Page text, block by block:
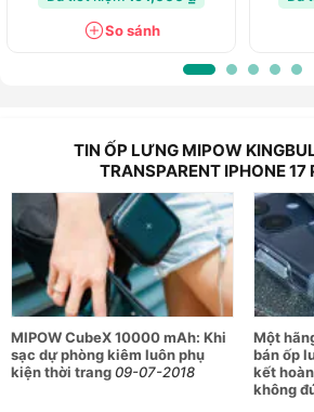
24 Nguyễn Thái Học, Phường Yên
609 Hoàng Liên, Phường Lào Cai, Lào
479-481 Cù Chính Lan, Phường Hòa
0899820821
Số 1 Lạc Long Quân, Phường Phúc
0788567676
222 Quang Trung, Phường Nghĩa Lộ,
0936866297
370 Quang Trung, Phường Uông Bí,
0906062758
451A Trần Phú, Phường Cẩm Phả,
0789268616
561B đường Hạ Long, Phường Bãi
So sánh
TIN ỐP LƯNG MIPOW
TRANSPARENT IPHONE 17
MIPOW CubeX 10000 mAh: Khi
sạc dự phòng kiêm luôn phụ
kiện thời trang09-07-2018
Một
bán ốp
kết
không